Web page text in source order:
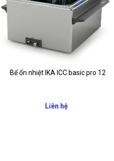
Bể ổn nhiệt IKA ICC basic pro 12
Liên hệ